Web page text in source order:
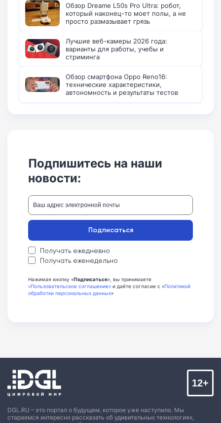
Обзор Dreame L50s Pro Ultra: робот,
который наконец-то моет полы, а не
просто размазывает грязь
Лучшие веб-камеры 2026 года:
варианты для работы, учебы и
стриминга
Обзор смартфона Oppo Reno16:
технические характеристики,
автономность и результаты тестов
Подпишитесь на наши
новости:
Получать ежедневно
Получать еженедельно
Подписаться
Нажимая кнопку «Подписаться», вы принимаете
«Пользовательское соглашение» и даёте согласие с «Политикой
обработки персональных данных»
DGL.RU – это портал о будущем, которое уже наступило. Мы
стараемся интересно рассказать об удивительных технологиях,
12+